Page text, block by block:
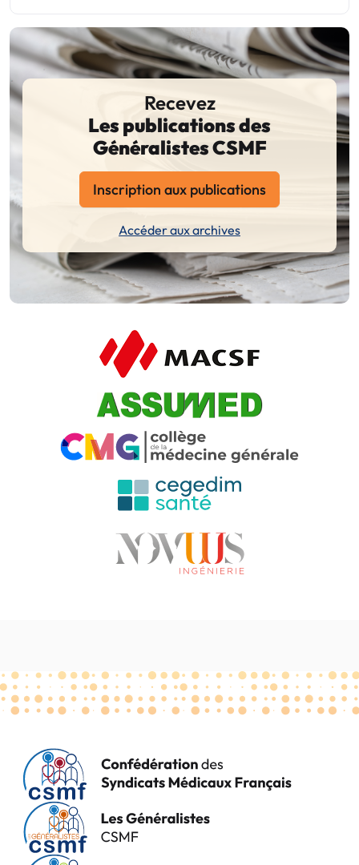
Recevez
Les publications des
Généralistes CSMF
Inscription aux publications
Accéder aux archives